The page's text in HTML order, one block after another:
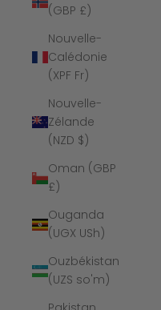
(GBP £)
Nouvelle-
Calédonie
(XPF Fr)
Nouvelle-
Zélande
(NZD $)
Oman (GBP
£)
Ouganda
(UGX USh)
Ouzbékistan
(UZS so'm)